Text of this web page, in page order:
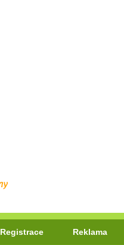
Registrace Reklama